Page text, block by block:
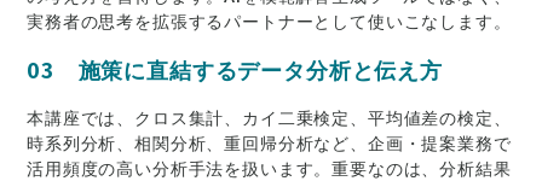
実務者の思考を拡張するパートナーとして使いこなします。
03 施策に直結するデータ分析と伝え方
本講座では、クロス集計、カイ二乗検定、平均値差の検定、
時系列分析、相関分析、重回帰分析など、企画・提案業務で
活用頻度の高い分析手法を扱います。重要なのは、分析結果